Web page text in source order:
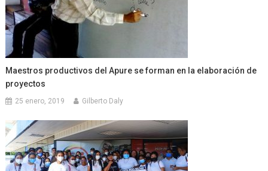
Maestros productivos del Apure se forman en la elaboración de
proyectos
25 enero, 2019 Gilberto Daly